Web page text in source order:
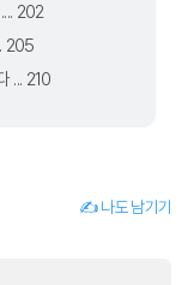
202
205
... 210
✍️ 나도 남기기